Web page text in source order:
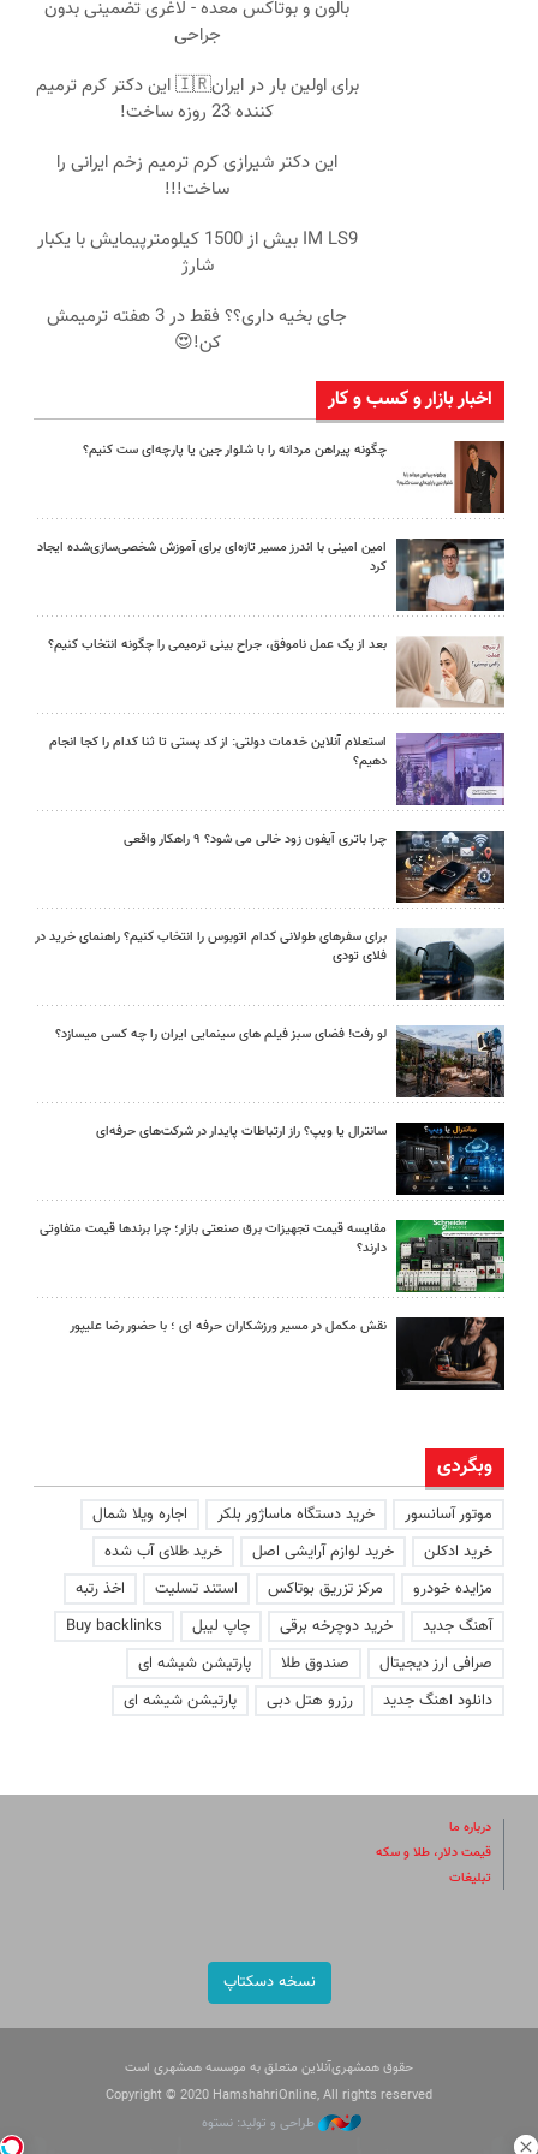
بالون و بوتاکس معده - لاغری تضمینی بدون
جراحی
برای اولین بار در ایران🇮🇷 این دکتر کرم ترمیم
کننده 23 روزه ساخت!
این دکتر شیرازی کرم ترمیم زخم ایرانی را
ساخت!!!
IM LS9 بیش از 1500 کیلومترپیمایش با یکبار
شارژ
جای بخیه داری؟؟ فقط در 3 هفته ترمیمش
کن!😍
اخبار بازار و کسب و کار
چگونه پیراهن مردانه را با شلوار جین یا پارچه‌ای ست کنیم؟
امین امینی با اندرز مسیر تازه‌ای برای آموزش شخصی‌سازی‌شده ایجاد
کرد
بعد از یک عمل ناموفق، جراح بینی ترمیمی را چگونه انتخاب کنیم؟
استعلام آنلاین خدمات دولتی: از کد پستی تا ثنا کدام را کجا انجام
دهیم؟
چرا باتری آیفون زود خالی می شود؟ ۹ راهکار واقعی
برای سفرهای طولانی کدام اتوبوس را انتخاب کنیم؟ راهنمای خرید در
فلای تودی
لو رفت! فضای سبز فیلم های سینمایی ایران را چه کسی میسازد؟
سانترال یا ویپ؟ راز ارتباطات پایدار در شرکت‌های حرفه‌ای
مقایسه قیمت تجهیزات برق صنعتی بازار؛ چرا برندها قیمت متفاوتی
دارند؟
نقش مکمل در مسیر ورزشکاران حرفه ای ؛ با حضور رضا علیپور
وبگردی
موتور آسانسور خرید دستگاه ماساژور بلکر
اجاره ویلا شمال
خرید ادکلن
خرید لوازم آرایشی اصل
خرید طلای آب شده
مزایده خودرو
مرکز تزریق بوتاکس استند تسلیت
اخذ رتبه
آهنگ جدید
خرید دوچرخه برقی چاپ لیبل
Buy backlinks
صرافی ارز دیجیتال
صندوق طلا
پارتیشن شیشه ای
دانلود اهنگ جدید
رزرو هتل دبی پارتیشن شیشه ای
درباره ما
قیمت دلار، طلا و سکه
تبلیغات
نسخه دسکتاپ
حقوق همشهری‌آنلاین متعلق به موسسه همشهری است
Copyright © 2020 HamshahriOnline, All rights reserved
طراحی و تولید: نستوه